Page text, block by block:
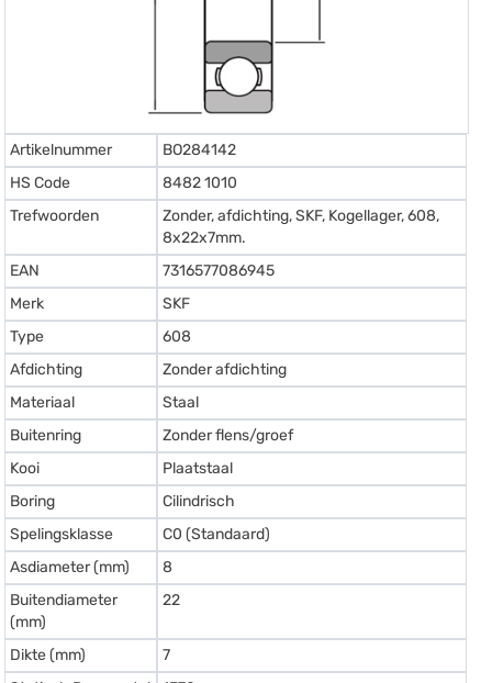
Artikelnummer
BO284142
HS Code
8482 1010
Trefwoorden
Zonder, afdichting, SKF, Kogellager, 608,
8x22x7mm.
EAN
7316577086945
Merk
SKF
Type
608
Afdichting
Zonder afdichting
Materiaal
Staal
Buitenring
Zonder flens/groef
Kooi
Plaatstaal
Boring
Cilindrisch
Spelingsklasse
C0 (Standaard)
Asdiameter (mm)
8
Buitendiameter
(mm)
22
Dikte (mm)
7